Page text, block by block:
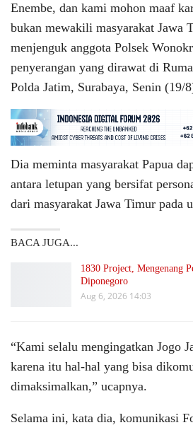
Enembe, dan kami mohon maaf
bukan mewakili masyarakat Jawa
menjenguk anggota Polsek
penyerangan yang dirawat di
Polda Jatim, Surabaya, Senin (19/
Dia meminta masyarakat Papua
antara letupan yang bersifat
dari masyarakat Jawa Timur pada
BACA JUGA...
1830 Project, Mengenang
Diponegoro
Aug 6, 2026 14:03
“Kami selalu mengingatkan Jogo
karena itu hal-hal yang bisa
dimaksimalkan,” ucapnya.
Selama ini, kata dia, komunikasi